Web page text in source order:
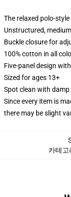
The relaxed polo-
Unstructured,
Buckle closure for
100% cotton in all
Five-panel design
Sized for ages 13+
Spot clean with damp
Since every item is
there may be slight
카테고